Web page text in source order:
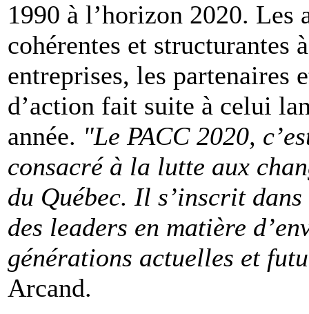
1990 à l’horizon 2020. Les
cohérentes et structurantes
entreprises, les partenaires
d’action fait suite à celui
année. "Le PACC 2020,
consacré à la lutte aux
du Québec. Il s’inscrit
des leaders en matière
générations actuelles et
Arcand.